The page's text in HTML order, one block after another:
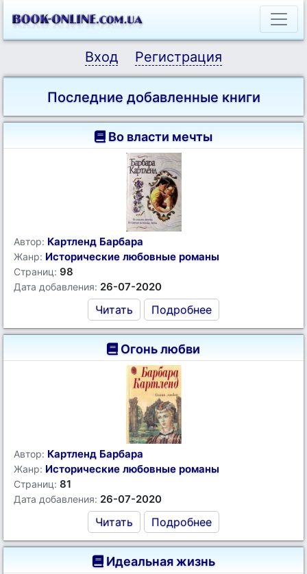
Вход Регистрация
Последние добавленные книги
Во власти мечты
Автор: Картленд Барбара
Жанр: Исторические любовные романы
Страниц: 98
Дата добавления: 26-07-2020
Читать Подробнее
Огонь любви
Автор: Картленд Барбара
Жанр: Исторические любовные романы
Страниц: 81
Дата добавления: 26-07-2020
Читать Подробнее
Идеальная жизнь